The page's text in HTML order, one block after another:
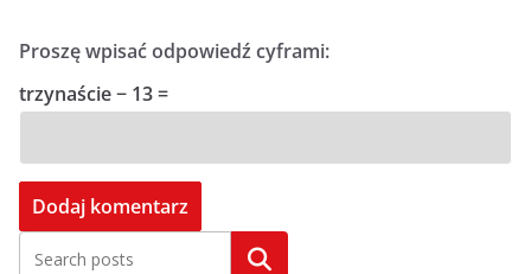
Proszę wpisać odpowiedź cyframi:
trzynaście − 13 =
Szukaj